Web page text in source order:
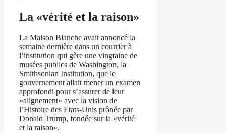
La «vérité et la raison»
La Maison Blanche avait annoncé la
semaine dernière dans un courrier à
l’institution qui gère une vingtaine de
musées publics de Washington, la
Smithsonian Institution, que le
gouvernement allait mener un examen
approfondi pour s’assurer de leur
«alignement» avec la vision de
l’Histoire des Etats-Unis prônée par
Donald Trump, fondée sur la «vérité
et la raison».